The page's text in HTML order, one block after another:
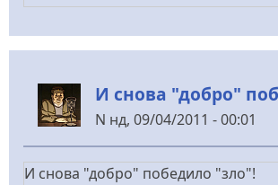
И снова "добро"
N нд, 09/04/2011 - 00:01
И снова "добро" победило "зло"!